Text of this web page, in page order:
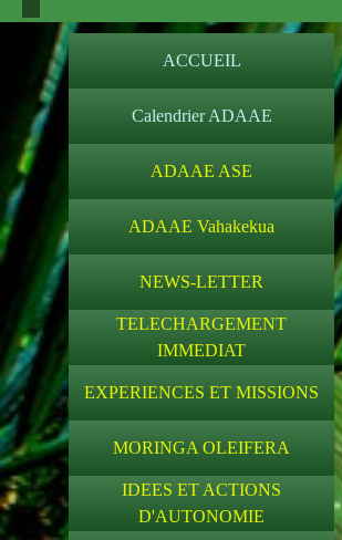
ACCUEIL
Calendrier ADAAE
ADAAE ASE
ADAAE Vahakekua
NEWS-LETTER
TELECHARGEMENT
IMMEDIAT
EXPERIENCES ET MISSIONS
MORINGA OLEIFERA
IDEES ET ACTIONS
D'AUTONOMIE